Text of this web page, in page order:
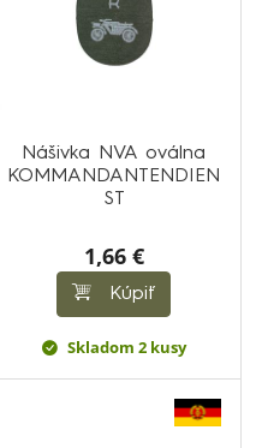
Nášivka NVA oválna
KOMMANDANTENDIEN
ST
1,66 €
Kúpiť
Skladom 2 kusy